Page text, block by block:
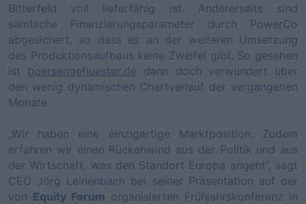
Bitterfeld voll lieferfähig ist. Andererseits sind
sämtliche Finanzierungsparameter durch PowerCo
abgesichert, so dass es an der weiteren Umsetzung
des Produktionsaufbaus keine Zweifel gibt. So gesehen
ist boersengefluester.de dann doch verwundert über
den wenig dynamischen Chartverlauf der vergangenen
Monate.
„Wir haben eine einzigartige Marktposition. Zudem
erfahren wir einen Rückenwind aus der Politik und aus
der Wirtschaft, was den Standort Europa angeht“, sagt
CEO Jörg Leinenbach bei seiner Präsentation auf der
von Equity Forum organisierten Frühjahrskonferenz in